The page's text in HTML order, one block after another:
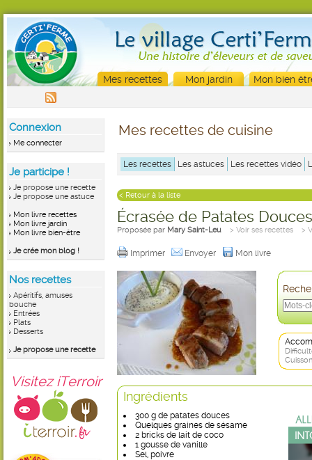
Mes recettes Mon jardin Mon bien
Connexion
Me connecter
Je participe !
Je propose une recette
Je propose une astuce
Mon livre recettes
Mon livre jardin
Mon livre bien-être
Je crée mon blog !
Nos recettes
Apéritifs, amuses
bouche
Entrées
Plats
Desserts
Je propose une recette
Visitez iTerroir
Mes recettes de cuisine
Les recettes Les astuces Les recettes vidéo
< Retour à la liste
Écrasée de Patates
Proposée par Mary Saint-Leu > Voir ses recettes >
Imprimer Envoyer Mon livre
Ingrédients
300 g de patates douces
Quelques graines de sésame
2 bricks de lait de coco
1 gousse de vanille
Sel, poivre